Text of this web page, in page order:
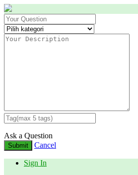
Ask a Question
Submit Cancel
Sign In